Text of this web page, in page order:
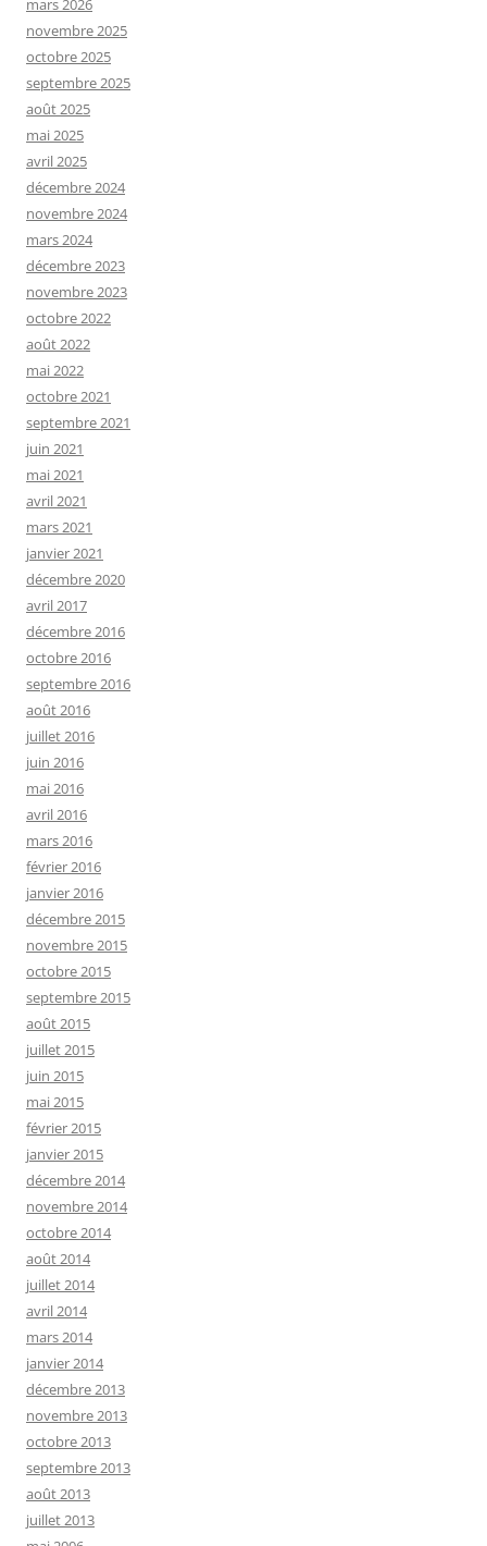
mars 2026
novembre 2025
octobre 2025
septembre 2025
août 2025
mai 2025
avril 2025
décembre 2024
novembre 2024
mars 2024
décembre 2023
novembre 2023
octobre 2022
août 2022
mai 2022
octobre 2021
septembre 2021
juin 2021
mai 2021
avril 2021
mars 2021
janvier 2021
décembre 2020
avril 2017
décembre 2016
octobre 2016
septembre 2016
août 2016
juillet 2016
juin 2016
mai 2016
avril 2016
mars 2016
février 2016
janvier 2016
décembre 2015
novembre 2015
octobre 2015
septembre 2015
août 2015
juillet 2015
juin 2015
mai 2015
février 2015
janvier 2015
décembre 2014
novembre 2014
octobre 2014
août 2014
juillet 2014
avril 2014
mars 2014
janvier 2014
décembre 2013
novembre 2013
octobre 2013
septembre 2013
août 2013
juillet 2013